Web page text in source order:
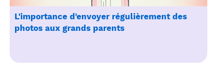
L'importance d'envoyer régulièrement des
photos aux grands parents